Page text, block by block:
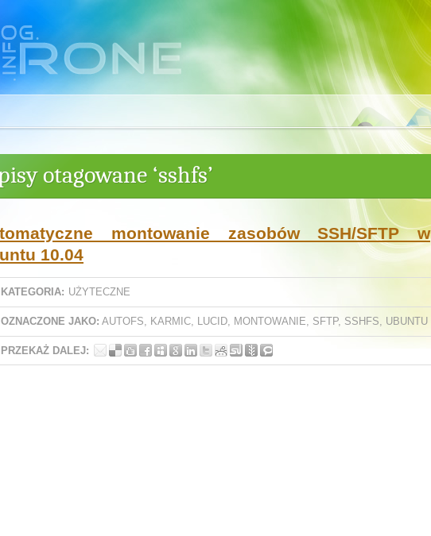
otagowane ‘sshfs’
montowanie zasobów SSH/SFTP w
10.04
KATEGORIA: UŻYTECZNE
OZNACZONE JAKO: AUTOFS, KARMIC, LUCID, MONTOWANIE, SFTP, SSHFS, UBUNTU
PRZEKAŻ DALEJ: